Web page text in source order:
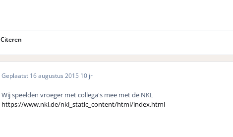
Citeren
Geplaatst 16 augustus 2015 10 jr
Wij speelden vroeger met collega's mee met de NKL
https://www.nkl.de/nkl_static_content/html/index.html